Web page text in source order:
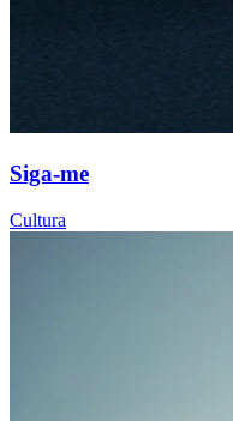
Siga-me
Cultura